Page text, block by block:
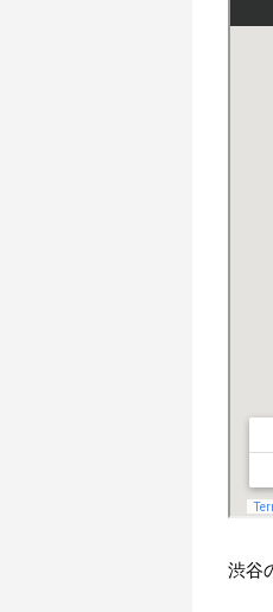
渋谷